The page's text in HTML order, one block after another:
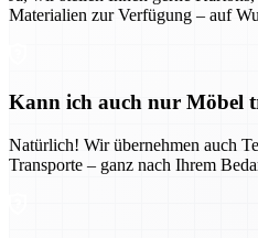
Materialien zur Verfügung – auf
Kann ich auch nur Möbel
Natürlich! Wir übernehmen auch
Transporte – ganz nach Ihrem